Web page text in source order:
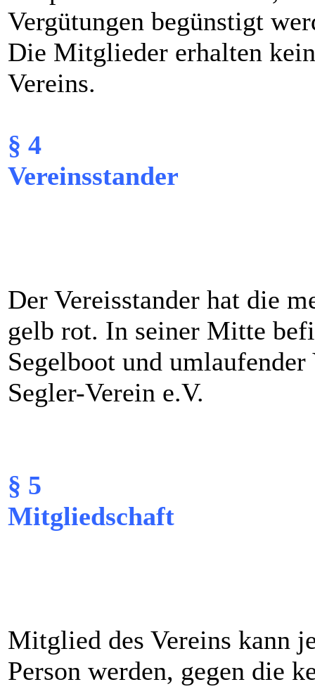
Vergütungen begünstigt
Die Mitglieder erhalten
Vereins.
§ 4
Vereinsstander
Der Vereisstander hat die
gelb rot. In seiner Mitte
Segelboot und
Segler-Verein e.V.
§ 5
Mitgliedschaft
Mitglied des Vereins kann
Person werden, gegen die